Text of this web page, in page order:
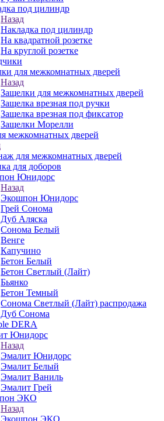
под цилиндр
Назад
Накладка под цилиндр
На квадратной розетке
На круглой розетке
для межкомнатных дверей
Назад
Защелки для межкомнатных дверей
Защелка врезная под ручки
Защелка врезная под фиксатор
Защелки Морелли
межкомнатных дверей
для межкомнатных дверей
для доборов
Юнидорс
Назад
Экошпон Юнидорс
Грей Сонома
Дуб Аляска
Сонома Белый
Венге
Капучино
Бетон Белый
Бетон Светлый (Лайт)
Бьянко
Бетон Темный
Сонома Светлый (Лайт) распродажа
Дуб Сонома
DERA
Юнидорс
Назад
Эмалит Юнидорс
Эмалит Белый
Эмалит Ваниль
Эмалит Грей
ЭКО
Назад
Экошпон ЭКО